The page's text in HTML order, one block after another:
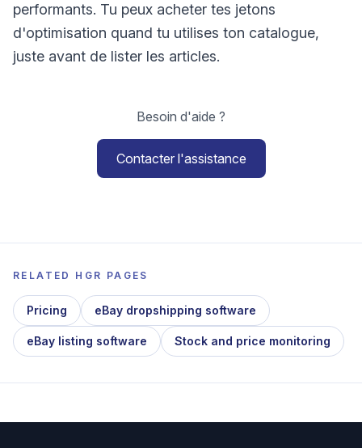
performants. Tu peux acheter tes jetons
d'optimisation quand tu utilises ton catalogue,
juste avant de lister les articles.
Besoin d'aide ?
Contacter l'assistance
RELATED HGR PAGES
Pricing eBay dropshipping software
eBay listing software Stock and price monitoring